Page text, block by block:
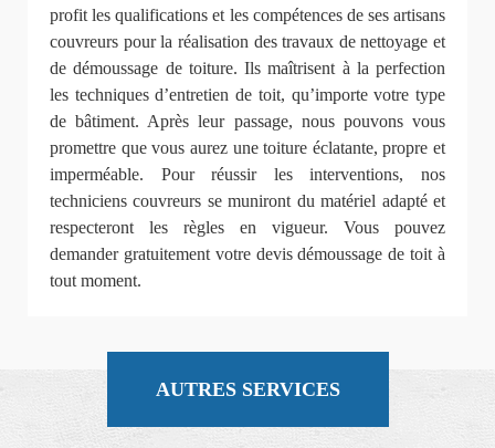
profit les qualifications et les compétences de ses artisans
couvreurs pour la réalisation des travaux de nettoyage et
de démoussage de toiture. Ils maîtrisent à la perfection
les techniques d’entretien de toit, qu’importe votre type
de bâtiment. Après leur passage, nous pouvons vous
promettre que vous aurez une toiture éclatante, propre et
imperméable. Pour réussir les interventions, nos
techniciens couvreurs se muniront du matériel adapté et
respecteront les règles en vigueur. Vous pouvez
demander gratuitement votre devis démoussage de toit à
tout moment.
AUTRES SERVICES